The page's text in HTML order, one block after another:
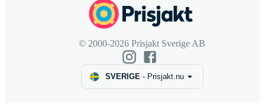
© 2000-2026 Prisjakt Sverige AB
SVERIGE- Prisjakt.nu